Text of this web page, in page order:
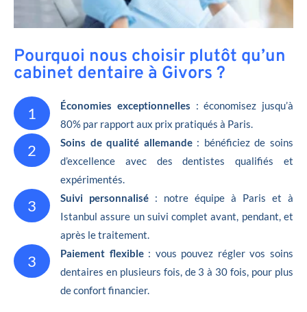
Pourquoi nous choisir plutôt qu’un
cabinet dentaire à Givors ?
1 Économies exceptionnelles : économisez jusqu’à
80% par rapport aux prix pratiqués à Paris.
2 Soins de qualité allemande: bénéficiez de soins
d’excellence avec des dentistes qualifiés et
expérimentés.
3 Suivi personnalisé : notre équipe à Paris et à
Istanbul assure un suivi complet avant, pendant, et
après le traitement.
3 Paiement flexible: vous pouvez régler vos soins
dentaires en plusieurs fois, de 3 à 30 fois, pour plus
de confort financier.